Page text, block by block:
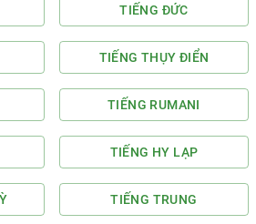
TIẾNG ĐỨC
TIẾNG THỤY ĐIỂN
TIẾNG RUMANI
TIẾNG HY LẠP
TIẾNG TRUNG